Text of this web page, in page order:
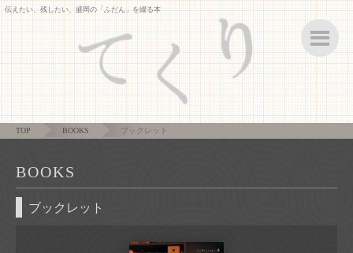
伝えたい、残したい、盛岡の「ふだん」を綴る本
TOP BOOKS ブックレット
BOOKS
ブックレット